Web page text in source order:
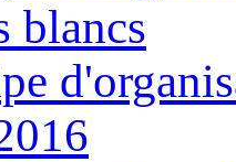
blancs